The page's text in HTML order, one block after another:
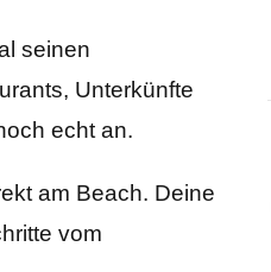
seinen
Unterkünfte
echt an.
am Beach. Deine
vom